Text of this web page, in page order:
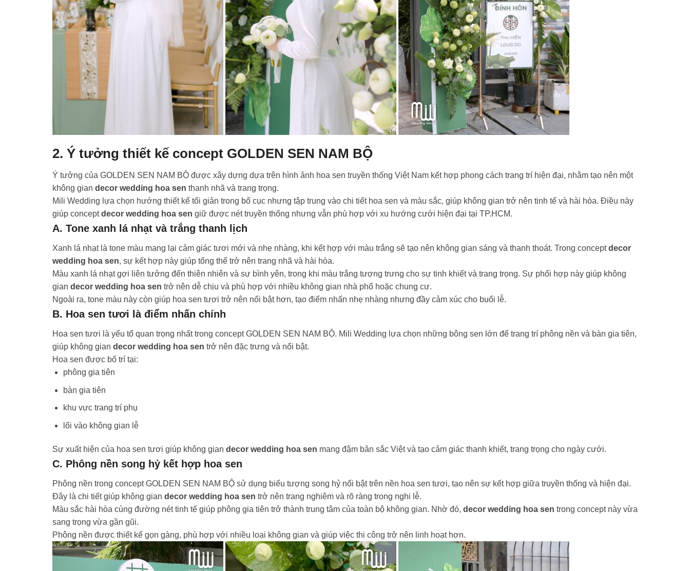
2. Ý tưởng thiết kế concept GOLDEN SEN NAM BỘ
Ý tưởng của GOLDEN SEN NAM BỘ được xây dựng dựa trên hình ảnh hoa sen truyền thống Việt Nam kết hợp phong cách trang trí hiện đại, nhằm tạo nên một
không gian decor wedding hoa sen thanh nhã và trang trọng.
Mili Wedding lựa chọn hướng thiết kế tối giản trong bố cục nhưng tập trung vào chi tiết hoa sen và màu sắc, giúp không gian trở nên tinh tế và hài hòa. Điều này
giúp conceptdecor wedding hoa sen giữ được nét truyền thống nhưng vẫn phù hợp với xu hướng cưới hiện đại tại TP.HCM.
A. Tone xanh lá nhạt và trắng thanh lịch
Xanh lá nhạt là tone màu mang lại cảm giác tươi mới và nhẹ nhàng, khi kết hợp với màu trắng sẽ tạo nên không gian sáng và thanh thoát. Trong conceptdecor
wedding hoa sen, sự kết hợp này giúp tổng thể trở nên trang nhã và hài hòa.
Màu xanh lá nhạt gợi liên tưởng đến thiên nhiên và sự bình yên, trong khi màu trắng tượng trưng cho sự tinh khiết và trang trọng. Sự phối hợp này giúp không
gian decor wedding hoa sen trở nên dễ chịu và phù hợp với nhiều không gian nhà phố hoặc chung cư.
Ngoài ra, tone màu này còn giúp hoa sen tươi trở nên nổi bật hơn, tạo điểm nhấn nhẹ nhàng nhưng đầy cảm xúc cho buổi lễ.
B. Hoa sen tươi là điểm nhấn chính
Hoa sen tươi là yếu tố quan trọng nhất trong concept GOLDEN SEN NAM BỘ. Mili Wedding lựa chọn những bông sen lớn để trang trí phông nền và bàn gia tiên,
giúp không gian decor wedding hoa sen trở nên đặc trưng và nổi bật.
Hoa sen được bố trí tại:
phông gia tiên
bàn gia tiên
khu vực trang trí phụ
lối vào không gian lễ
Sự xuất hiện của hoa sen tươi giúp không gian decor wedding hoa sen mang đậm bản sắc Việt và tạo cảm giác thanh khiết, trang trọng cho ngày cưới.
C. Phông nền song hỷ kết hợp hoa sen
Phông nền trong concept GOLDEN SEN NAM BỘ sử dụng biểu tượng song hỷ nổi bật trên nền hoa sen tươi, tạo nên sự kết hợp giữa truyền thống và hiện đại.
Đây là chi tiết giúp không gian decor wedding hoa sen trở nên trang nghiêm và rõ ràng trong nghi lễ.
Màu sắc hài hòa cùng đường nét tinh tế giúp phông gia tiên trở thành trung tâm của toàn bộ không gian. Nhờ đó, decor wedding hoa sen trong concept này vừa
sang trọng vừa gần gũi.
Phông nền được thiết kế gọn gàng, phù hợp với nhiều loại không gian và giúp việc thi công trở nên linh hoạt hơn.